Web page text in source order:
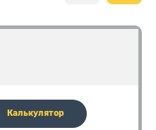
Калькулятор